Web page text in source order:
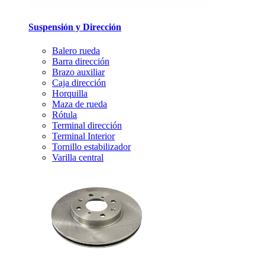
Suspensión y Dirección
Balero rueda
Barra dirección
Brazo auxiliar
Caja dirección
Horquilla
Maza de rueda
Rótula
Terminal dirección
Terminal Interior
Tornillo estabilizador
Varilla central